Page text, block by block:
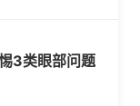
3类眼部问题